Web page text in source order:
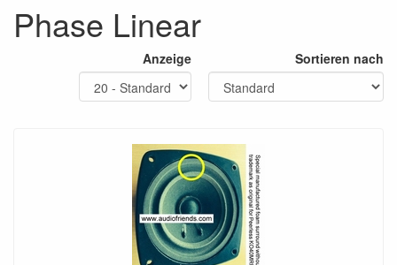
Phase Linear
Anzeige Sortieren nach